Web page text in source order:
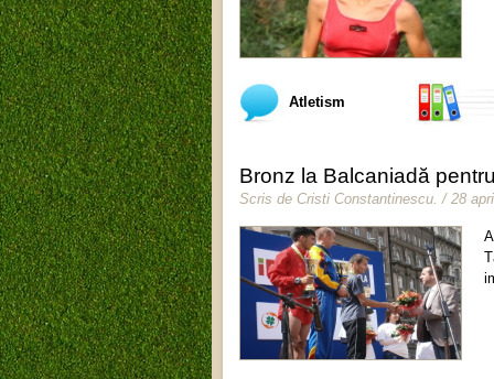
Atletism
Bronz la Balcaniadă
Scris de Cristi Constantinescu. / 28